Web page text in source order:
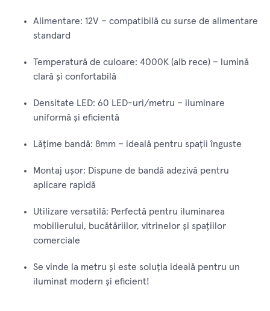
Alimentare: 12V – compatibilă cu surse de alimentare
standard
Temperatură de culoare: 4000K (alb rece) – lumină
clară și confortabilă
Densitate LED: 60 LED-uri/metru – iluminare
uniformă și eficientă
Lățime bandă: 8mm – ideală pentru spații înguste
Montaj ușor: Dispune de bandă adezivă pentru
aplicare rapidă
Utilizare versatilă: Perfectă pentru iluminarea
mobilierului, bucătăriilor, vitrinelor și spațiilor
comerciale
Se vinde la metru și este soluția ideală pentru un
iluminat modern și eficient!